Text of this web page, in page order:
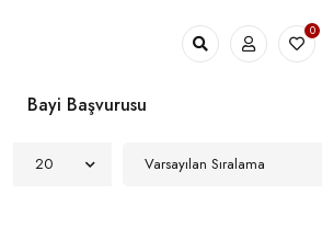
0
Bayi Başvurusu
Varsayılan Sıralama
20